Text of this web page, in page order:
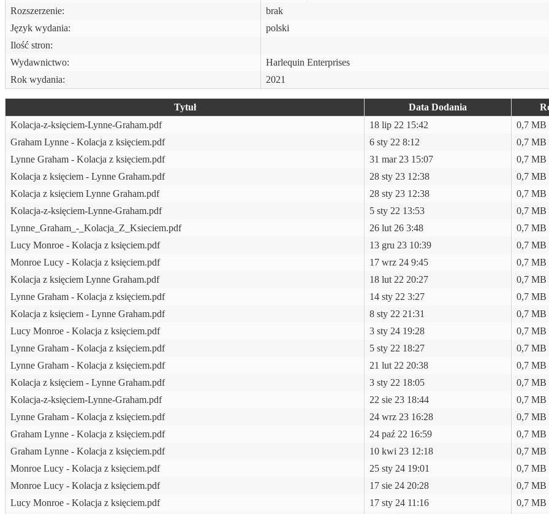
Rozszerzenie:
brak
Język wydania:
polski
Ilość stron:
Wydawnictwo:
Harlequin Enterprises
Rok wydania:
2021
Tytuł Data Dodania
Kolacja-z-księciem-Lynne-Graham.pdf
18 lip 22 15:42
0,7 MB
Graham Lynne - Kolacja z księciem.pdf
6 sty 22 8:12
0,7 MB
Lynne Graham - Kolacja z księciem.pdf
31 mar 23 15:07
0,7 MB
Kolacja z księciem - Lynne Graham.pdf
28 sty 23 12:38
0,7 MB
Kolacja z księciem Lynne Graham.pdf
28 sty 23 12:38
0,7 MB
Kolacja-z-księciem-Lynne-Graham.pdf
5 sty 22 13:53
0,7 MB
Lynne_Graham_-_Kolacja_Z_Ksieciem.pdf
26 lut 26 3:48
0,7 MB
Lucy Monroe - Kolacja z księciem.pdf
13 gru 23 10:39
0,7 MB
Monroe Lucy - Kolacja z księciem.pdf
17 wrz 24 9:45
0,7 MB
Kolacja z księciem Lynne Graham.pdf
18 lut 22 20:27
0,7 MB
Lynne Graham - Kolacja z księciem.pdf
14 sty 22 3:27
0,7 MB
Kolacja z księciem - Lynne Graham.pdf
8 sty 22 21:31
0,7 MB
Lucy Monroe - Kolacja z księciem.pdf
3 sty 24 19:28
0,7 MB
Lynne Graham - Kolacja z księciem.pdf
5 sty 22 18:27
0,7 MB
Lynne Graham - Kolacja z księciem.pdf
21 lut 22 20:38
0,7 MB
Kolacja z księciem - Lynne Graham.pdf
3 sty 22 18:05
0,7 MB
Kolacja-z-księciem-Lynne-Graham.pdf
22 sie 23 18:44
0,7 MB
Lynne Graham - Kolacja z księciem.pdf
24 wrz 23 16:28
0,7 MB
Graham Lynne - Kolacja z księciem.pdf
24 paź 22 16:59
0,7 MB
Graham Lynne - Kolacja z księciem.pdf
10 kwi 23 12:18
0,7 MB
Monroe Lucy - Kolacja z księciem.pdf
25 sty 24 19:01
0,7 MB
Monroe Lucy - Kolacja z księciem.pdf
17 sie 24 20:28
0,7 MB
Lucy Monroe - Kolacja z księciem.pdf
17 sty 24 11:16
0,7 MB